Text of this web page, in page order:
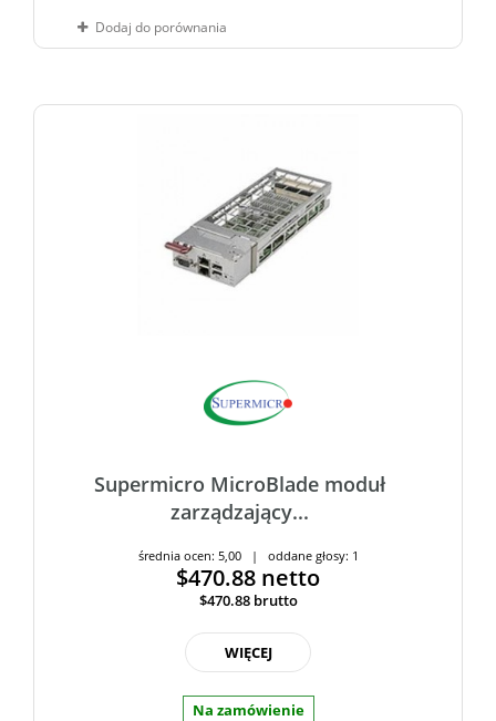
Dodaj do porównania
Supermicro MicroBlade moduł
zarządzający...
średnia ocen: 5,00 | oddane głosy: 1
$470.88 netto
$470.88 brutto
WIĘCEJ
Na zamówienie